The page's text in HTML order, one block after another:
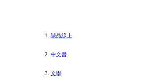
誠品線上
中文書
文學